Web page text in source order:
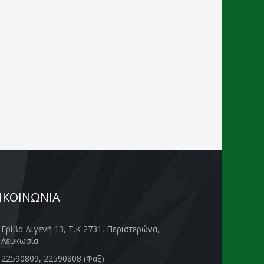
Γρίβα Διγενή 13, Τ.Κ 2731, Περιστερώνα,
Λευκωσία
22590809, 22590808 (Φαξ)